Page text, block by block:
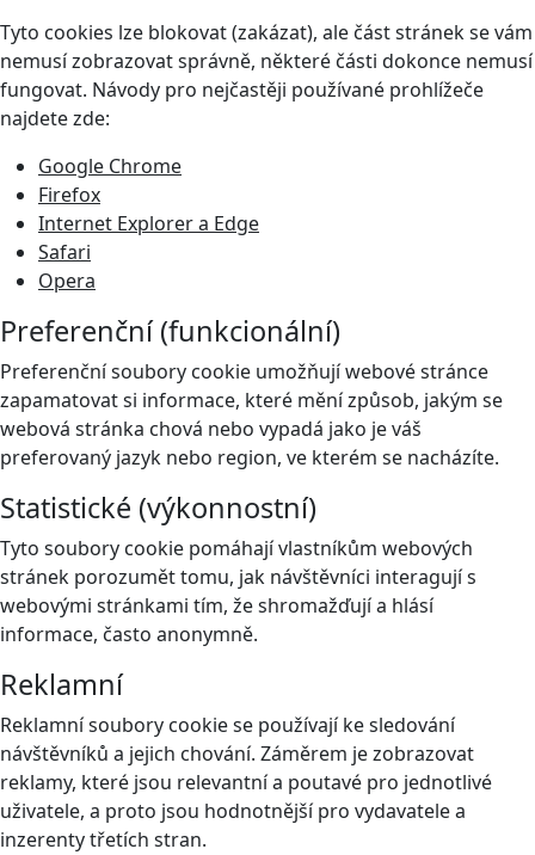
Tyto cookies lze blokovat (zakázat), ale část stránek se vám
nemusí zobrazovat správně, některé části dokonce nemusí
fungovat. Návody pro nejčastěji používané prohlížeče
najdete zde:
Google Chrome
Firefox
Internet Explorer a Edge
Safari
Opera
Preferenční (funkcionální)
Preferenční soubory cookie umožňují webové stránce
zapamatovat si informace, které mění způsob, jakým se
webová stránka chová nebo vypadá jako je váš
preferovaný jazyk nebo region, ve kterém se nacházíte.
Statistické (výkonnostní)
Tyto soubory cookie pomáhají vlastníkům webových
stránek porozumět tomu, jak návštěvníci interagují s
webovými stránkami tím, že shromažďují a hlásí
informace, často anonymně.
Reklamní
Reklamní soubory cookie se používají ke sledování
návštěvníků a jejich chování. Záměrem je zobrazovat
reklamy, které jsou relevantní a poutavé pro jednotlivé
uživatele, a proto jsou hodnotnější pro vydavatele a
inzerenty třetích stran.